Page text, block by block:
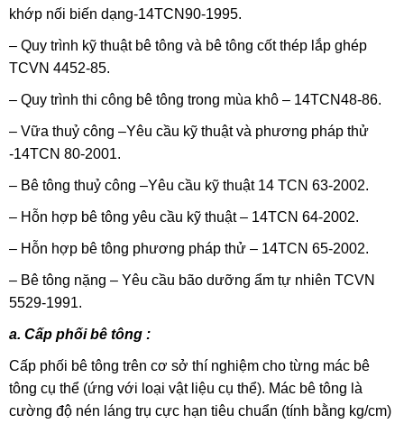
khớp nối biến dạng-14TCN90-1995.
– Quy trình kỹ thuật bê tông và bê tông cốt thép lắp ghép
TCVN 4452-85.
– Quy trình thi công bê tông trong mùa khô – 14TCN48-86.
– Vữa thuỷ công –Yêu cầu kỹ thuật và phương pháp thử
-14TCN 80-2001.
– Bê tông thuỷ công –Yêu cầu kỹ thuật 14 TCN 63-2002.
– Hỗn hợp bê tông yêu cầu kỹ thuật – 14TCN 64-2002.
– Hỗn hợp bê tông phương pháp thử – 14TCN 65-2002.
– Bê tông nặng – Yêu cầu bão dưỡng ẩm tự nhiên TCVN
5529-1991.
a. Cấp phối bê tông :
Cấp phối bê tông trên cơ sở thí nghiệm cho từng mác bê
tông cụ thể (ứng với loại vật liệu cụ thể). Mác bê tông là
cường độ nén láng trụ cực hạn tiêu chuẩn (tính bằng kg/cm)